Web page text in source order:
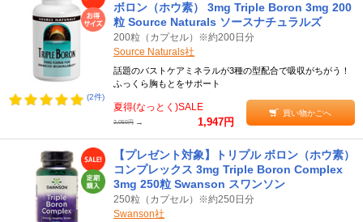
≪ボロンの摂取方法≫
ボロン（ホウ素）は、乳腺の発達に関わるエストロゲンを支えま
す。そのため、メリハリのあるボディーが欲しい女性が渇望する成
分とされています。
●食事と一緒の摂取がおすすめ
キャベツに含まれているボロン（ホウ素）ですが、サプリメントか
らも摂取できます。なかには、
クエン酸やアミノ酸など、ほかの健
●1日1粒の摂取を推奨
ボロン（ホウ素）は、たくさん摂り過ぎると不要な分まで体内に残
ってしまう可能性があります。サプリメントとして摂取するなら、
(2件)
ボロン（ホウ素） 3mg Triple Boron 3mg 200
粒 Source Naturals ソースナチュラルズ
200粒（カプセル）※約200日分
Source Naturals社
話題のバストケアミネラルが3種の型配合で吸収がちがう！
ふっくら胸もとをサポート
夏得(なっとく)SALE
2,050円 → 1,947円
買い物かごへ
【プレゼント対象】トリプル ボロン（ホウ素）
コンプレックス 3mg Triple Boron Complex
3mg 250粒 Swanson スワンソン
250粒（カプセル）※約250日分
Swanson社